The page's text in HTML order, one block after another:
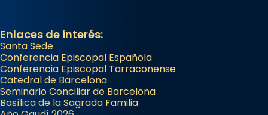
Enlaces de interés:
Santa Sede
Conferencia Episcopal Española
Conferencia Episcopal Tarraconense
Catedral de Barcelona
Seminario Conciliar de Barcelona
Basílica de la Sagrada Familia